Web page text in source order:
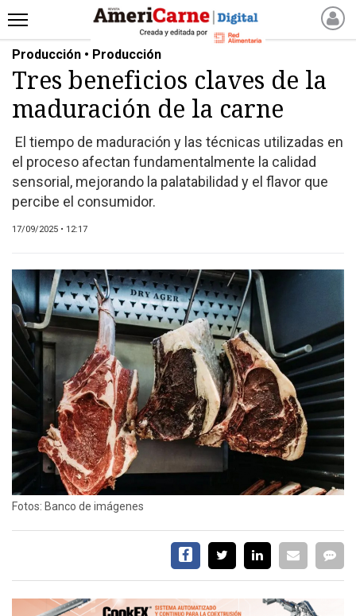
INICIO
NOTICIAS RECIENTES
NOTICIAS
PRODUCCIÓN
PROCESO
PRODUCTO
NUEVOS PRODUCTOS
REVISTAS
REVISTAS
CATÁLOGO DE CORTES
DE CARNE VACUNA
EVENTOS Y
CAPACITACIONES
DIRECTORIO
CALENDARIO
MEDIA KIT
TEMAS DESTACADOS
CARNE
FRIGORIFICO
INVESTIGACIÓN
AGRO
Producción • Producción
Tres beneficios claves de la
maduración de la carne
El tiempo de maduración y las técnicas utilizadas en
el proceso afectan fundamentalmente la calidad
sensorial, mejorando la palatabilidad y el flavor que
percibe el consumidor.
17/09/2025 • 12:17
Fotos: Banco de imágenes